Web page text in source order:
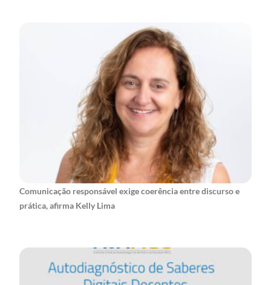
Comunicação responsável exige coerência entre discurso e
prática, afirma Kelly Lima